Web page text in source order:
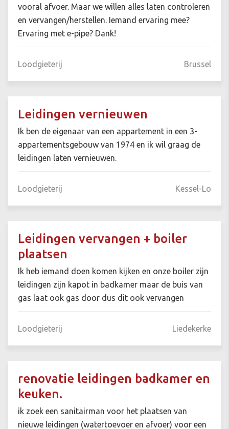
vooral afvoer. Maar we willen alles laten controleren
en vervangen/herstellen. Iemand ervaring mee?
Ervaring met e-pipe? Dank!
Loodgieterij Brussel
Leidingen vernieuwen
Ik ben de eigenaar van een appartement in een 3-
appartementsgebouw van 1974 en ik wil graag de
leidingen laten vernieuwen.
Loodgieterij Kessel-Lo
Leidingen vervangen + boiler
plaatsen
Ik heb iemand doen komen kijken en onze boiler zijn
leidingen zijn kapot in badkamer maar de buis van
gas laat ook gas door dus dit ook vervangen
Loodgieterij Liedekerke
renovatie leidingen badkamer en
keuken.
ik zoek een sanitairman voor het plaatsen van
nieuwe leidingen (watertoevoer en afvoer) voor een